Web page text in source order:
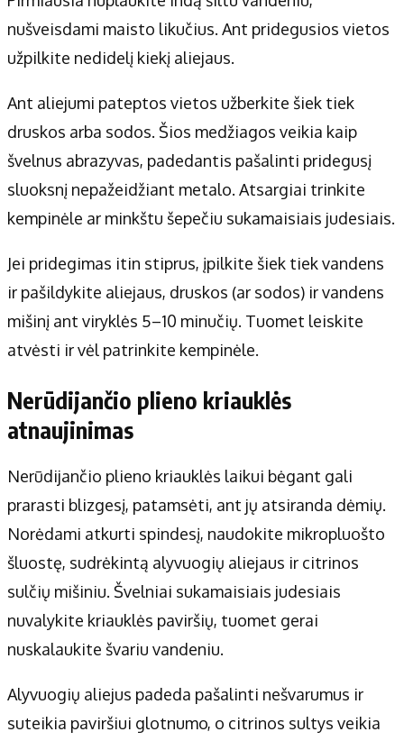
nušveisdami maisto likučius. Ant pridegusios vietos
užpilkite nedidelį kiekį aliejaus.
Ant aliejumi pateptos vietos užberkite šiek tiek
druskos arba sodos. Šios medžiagos veikia kaip
švelnus abrazyvas, padedantis pašalinti pridegusį
sluoksnį nepažeidžiant metalo. Atsargiai trinkite
kempinėle ar minkštu šepečiu sukamaisiais judesiais.
Jei pridegimas itin stiprus, įpilkite šiek tiek vandens
ir pašildykite aliejaus, druskos (ar sodos) ir vandens
mišinį ant viryklės 5–10 minučių. Tuomet leiskite
atvėsti ir vėl patrinkite kempinėle.
Nerūdijančio plieno kriauklės
atnaujinimas
Nerūdijančio plieno kriauklės laikui bėgant gali
prarasti blizgesį, patamsėti, ant jų atsiranda dėmių.
Norėdami atkurti spindesį, naudokite mikropluošto
šluostę, sudrėkintą alyvuogių aliejaus ir citrinos
sulčių mišiniu. Švelniai sukamaisiais judesiais
nuvalykite kriauklės paviršių, tuomet gerai
nuskalaukite švariu vandeniu.
Alyvuogių aliejus padeda pašalinti nešvarumus ir
suteikia paviršiui glotnumo, o citrinos sultys veikia